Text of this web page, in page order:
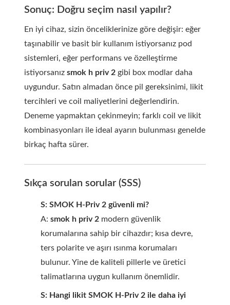
Sonuç: Doğru seçim nasıl yapılır?
En iyi cihaz, sizin önceliklerinize göre değişir: eğer
taşınabilir ve basit bir kullanım istiyorsanız pod
sistemleri, eğer performans ve özelleştirme
istiyorsanız smok h priv 2 gibi box modlar daha
uygundur. Satın almadan önce pil gereksinimi, likit
tercihleri ve coil maliyetlerini değerlendirin.
Deneme yapmaktan çekinmeyin; farklı coil ve likit
kombinasyonları ile ideal ayarın bulunması genelde
birkaç hafta sürer.
Sıkça sorulan sorular (SSS)
S: SMOK H-Priv 2 güvenli mi?
A: smok h priv 2 modern güvenlik
korumalarına sahip bir cihazdır; kısa devre,
ters polarite ve aşırı ısınma korumaları
bulunur. Yine de kaliteli pillerle ve üretici
talimatlarına uygun kullanım önemlidir.
S: Hangi likit SMOK H-Priv 2 ile daha iyi